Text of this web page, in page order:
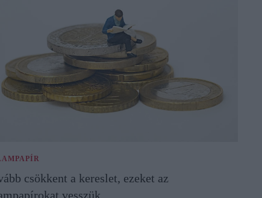
csökkent a kereslet, ezeket az
vesszük